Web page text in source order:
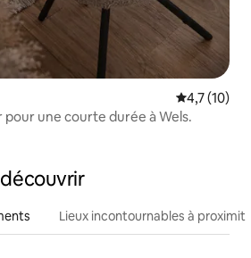
Évaluation
4,7 (10)
une courte durée à Wels.
Lieux incontournables à